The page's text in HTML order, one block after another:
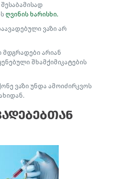
ღვინის ხარისხი.
ვაზი არ
მდგრადები არიან
შხამქიმიკატების
ვაზი უნდა ამოიძირკვოს